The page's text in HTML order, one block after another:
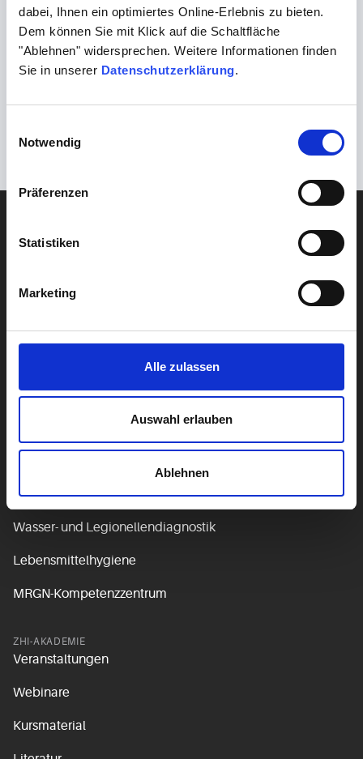
dabei, Ihnen ein optimiertes Online-Erlebnis zu bieten.
Dem können Sie mit Klick auf die Schaltfläche
"Ablehnen" widersprechen. Weitere Informationen finden
Sie in unserer Datenschutzerklärung.
Notwendig
Präferenzen
Statistiken
Marketing
Alle zulassen
Auswahl erlauben
Ablehnen
Landgasthof Kirschgarten
Weingut Stritter
Gästehaus Schmitt
Pflegehygiene
Technische Hygiene
Umweltmedizin
Antibiotic Stewardship
Hygiene-Diagnostik
Wasser- und Legionellendiagnostik
Lebensmittelhygiene
MRGN-Kompetenzzentrum
ZHI-AKADEMIE
Veranstaltungen
Webinare
Kursmaterial